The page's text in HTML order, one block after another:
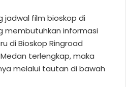
jadwal film bioskop di
membutuhkan informasi
di Bioskop Ringroad
terlengkap, maka
melalui tautan di bawah